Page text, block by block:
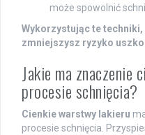
może spowolnić
Wykorzystując te
zmniejszysz ryzyko
Jakie ma
procesie schnięcia?
Cienkie warstwy lakieru
procesie schnięcia.